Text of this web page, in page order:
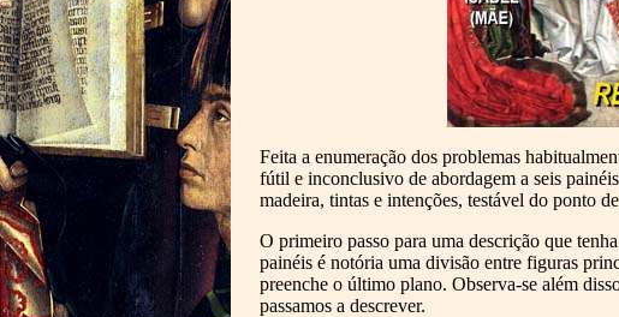
Feita a enumeração dos problemas
fútil e inconclusivo de abordagem a seis
madeira, tintas e intenções, testável do ponto
O primeiro passo para uma descrição que
painéis é notória uma divisão entre figuras
preenche o último plano. Observa-se além
passamos a descrever.